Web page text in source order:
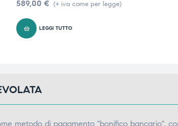
589,00 € (+ iva come per legge)
LEGGI TUTTO
metodo di pagamento "bonifico bancario",